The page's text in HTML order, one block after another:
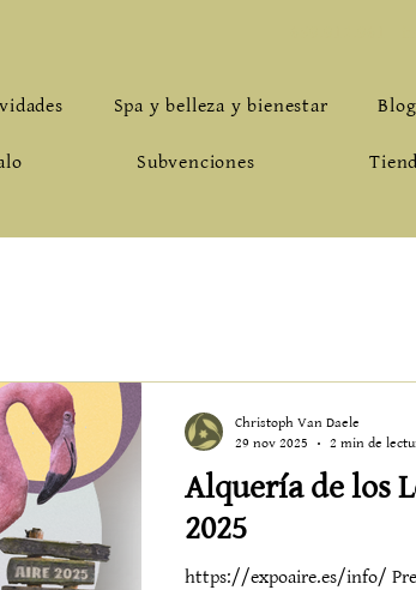
Spa y belleza y bienestar Blog
Subvenciones
Alquería de los
2025
https://expoaire.es/info/
Christoph Van Daele
29 nov 2025
2 min de